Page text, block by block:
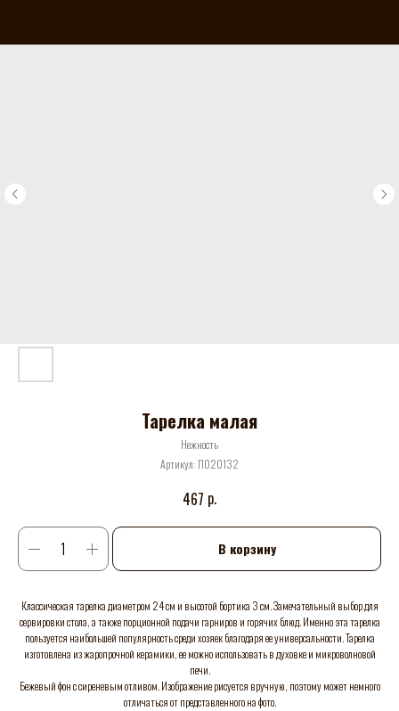
Тарелка малая
Нежность
Артикул: П020132
467 р.
В корзину
Классическая тарелка диаметром 24 см и высотой бортика 3 см. Замечательный выбор для
сервировки стола, а также порционной подачи гарниров и горячих блюд. Именно эта тарелка
пользуется наибольшей популярность среди хозяек благодаря ее универсальности. Тарелка
изготовлена из жаропрочной керамики, ее можно использовать в духовке и микроволновой
печи.
Бежевый фон с сиреневым отливом. Изображение рисуется вручную, поэтому может немного
отличаться от представленного на фото.